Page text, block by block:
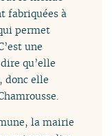
fabriquées à
permet
une
qu’elle
donc elle
la mairie